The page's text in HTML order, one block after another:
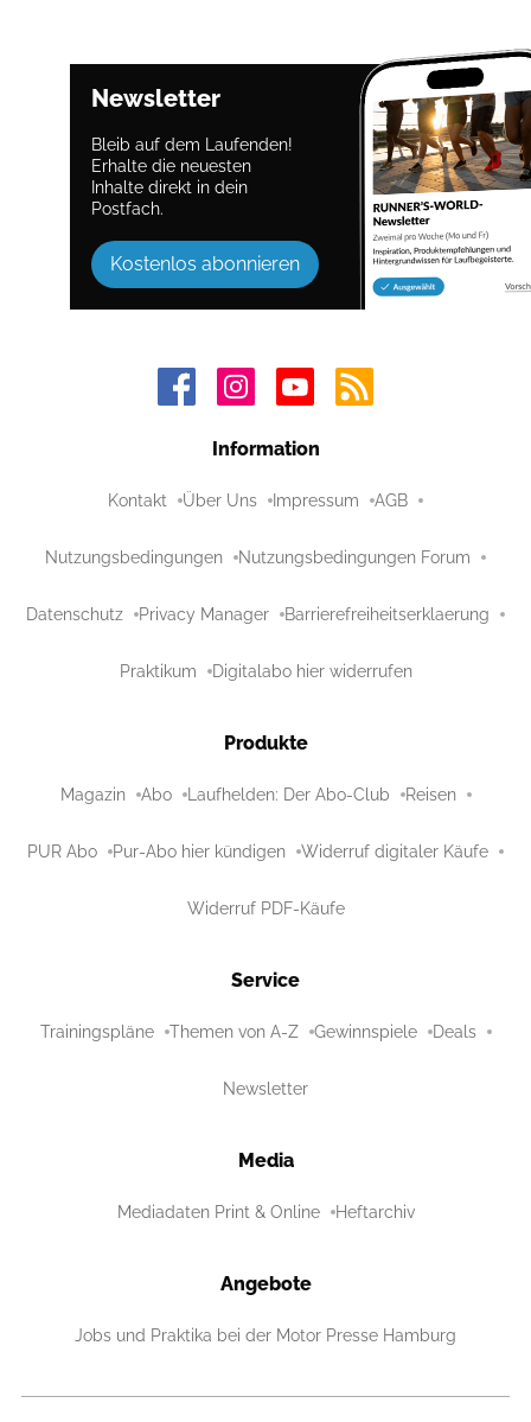
Newsletter
Bleib auf dem Laufenden!
Erhalte die neuesten
Inhalte direkt in dein
Postfach.
Kostenlos abonnieren
Information
Kontakt Über Uns Impressum AGB
Nutzungsbedingungen Nutzungsbedingungen Forum
Datenschutz Privacy Manager Barrierefreiheitserklaerung
Praktikum Digitalabo hier widerrufen
Produkte
Magazin Abo Laufhelden: Der Abo-Club Reisen
PUR Abo Pur-Abo hier kündigen Widerruf digitaler Käufe
Widerruf PDF-Käufe
Service
Trainingspläne Themen von A-Z Gewinnspiele Deals
Newsletter
Media
Mediadaten Print & Online Heftarchiv
Angebote
Jobs und Praktika bei der Motor Presse Hamburg